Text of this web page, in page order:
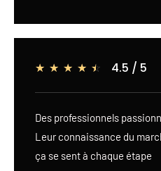
☆ ☆ ☆ ☆ ☆ 4.5 / 5
Des professionnels
Leur connaissance du
ça se sent à chaque étape